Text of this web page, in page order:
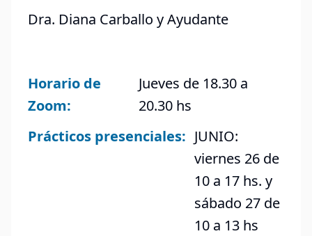
Dra. Diana Carballo y Ayudante
Horario de
Zoom:
Jueves de 18.30 a
20.30 hs
Prácticos presenciales: JUNIO:
viernes 26 de
10 a 17 hs. y
sábado 27 de
10 a 13 hs